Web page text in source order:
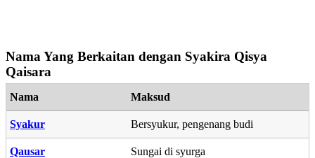
Nama Yang Berkaitan dengan Syakira Qisya
Qaisara
Nama Maksud
Syakur Bersyukur, pengenang budi
Qausar Sungai di syurga